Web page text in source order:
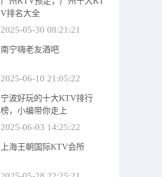
V排名大全
2025-05-30 08:21:21
南宁嗨老友酒吧
2025-06-10 21:05:22
宁波好玩的十大KTV排行
榜，小编带你走上
2025-06-03 14:25:22
上海王朝国际KTV会所